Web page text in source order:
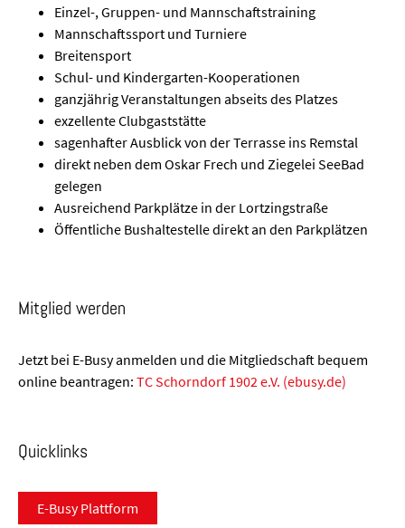
Einzel-, Gruppen- und Mannschaftstraining
Mannschaftssport und Turniere
Breitensport
Schul- und Kindergarten-Kooperationen
ganzjährig Veranstaltungen abseits des Platzes
exzellente Clubgaststätte
sagenhafter Ausblick von der Terrasse ins Remstal
direkt neben dem Oskar Frech und Ziegelei SeeBad
gelegen
Ausreichend Parkplätze in der Lortzingstraße
Öffentliche Bushaltestelle direkt an den Parkplätzen
Mitglied werden
Jetzt bei E-Busy anmelden und die Mitgliedschaft bequem
online beantragen: TC Schorndorf 1902 e.V. (ebusy.de)
Quicklinks
E-Busy Plattform